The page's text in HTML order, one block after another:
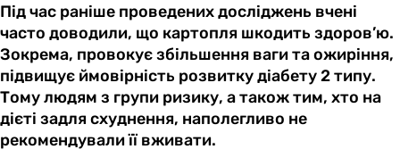
Під час раніше проведених досліджень вчені
часто доводили, що картопля шкодить здоров’ю.
Зокрема, провокує збільшення ваги та ожиріння,
підвищує ймовірність розвитку діабету 2 типу.
Тому людям з групи ризику, а також тим, хто на
дієті задля схуднення, наполегливо не
рекомендували її вживати.